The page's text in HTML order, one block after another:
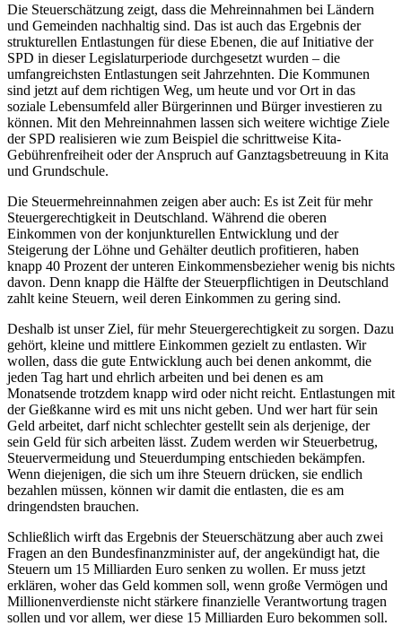
Die Steuerschätzung zeigt, dass die Mehreinnahmen bei Ländern
und Gemeinden nachhaltig sind. Das ist auch das Ergebnis der
strukturellen Entlastungen für diese Ebenen, die auf Initiative der
SPD in dieser Legislaturperiode durchgesetzt wurden – die
umfangreichsten Entlastungen seit Jahrzehnten. Die Kommunen
sind jetzt auf dem richtigen Weg, um heute und vor Ort in das
soziale Lebensumfeld aller Bürgerinnen und Bürger investieren zu
können. Mit den Mehreinnahmen lassen sich weitere wichtige Ziele
der SPD realisieren wie zum Beispiel die schrittweise Kita-
Gebührenfreiheit oder der Anspruch auf Ganztagsbetreuung in Kita
und Grundschule.
Die Steuermehreinnahmen zeigen aber auch: Es ist Zeit für mehr
Steuergerechtigkeit in Deutschland. Während die oberen
Einkommen von der konjunkturellen Entwicklung und der
Steigerung der Löhne und Gehälter deutlich profitieren, haben
knapp 40 Prozent der unteren Einkommensbezieher wenig bis nichts
davon. Denn knapp die Hälfte der Steuerpflichtigen in Deutschland
zahlt keine Steuern, weil deren Einkommen zu gering sind.
Deshalb ist unser Ziel, für mehr Steuergerechtigkeit zu sorgen. Dazu
gehört, kleine und mittlere Einkommen gezielt zu entlasten. Wir
wollen, dass die gute Entwicklung auch bei denen ankommt, die
jeden Tag hart und ehrlich arbeiten und bei denen es am
Monatsende trotzdem knapp wird oder nicht reicht. Entlastungen mit
der Gießkanne wird es mit uns nicht geben. Und wer hart für sein
Geld arbeitet, darf nicht schlechter gestellt sein als derjenige, der
sein Geld für sich arbeiten lässt. Zudem werden wir Steuerbetrug,
Steuervermeidung und Steuerdumping entschieden bekämpfen.
Wenn diejenigen, die sich um ihre Steuern drücken, sie endlich
bezahlen müssen, können wir damit die entlasten, die es am
dringendsten brauchen.
Schließlich wirft das Ergebnis der Steuerschätzung aber auch zwei
Fragen an den Bundesfinanzminister auf, der angekündigt hat, die
Steuern um 15 Milliarden Euro senken zu wollen. Er muss jetzt
erklären, woher das Geld kommen soll, wenn große Vermögen und
Millionenverdienste nicht stärkere finanzielle Verantwortung tragen
sollen und vor allem, wer diese 15 Milliarden Euro bekommen soll.